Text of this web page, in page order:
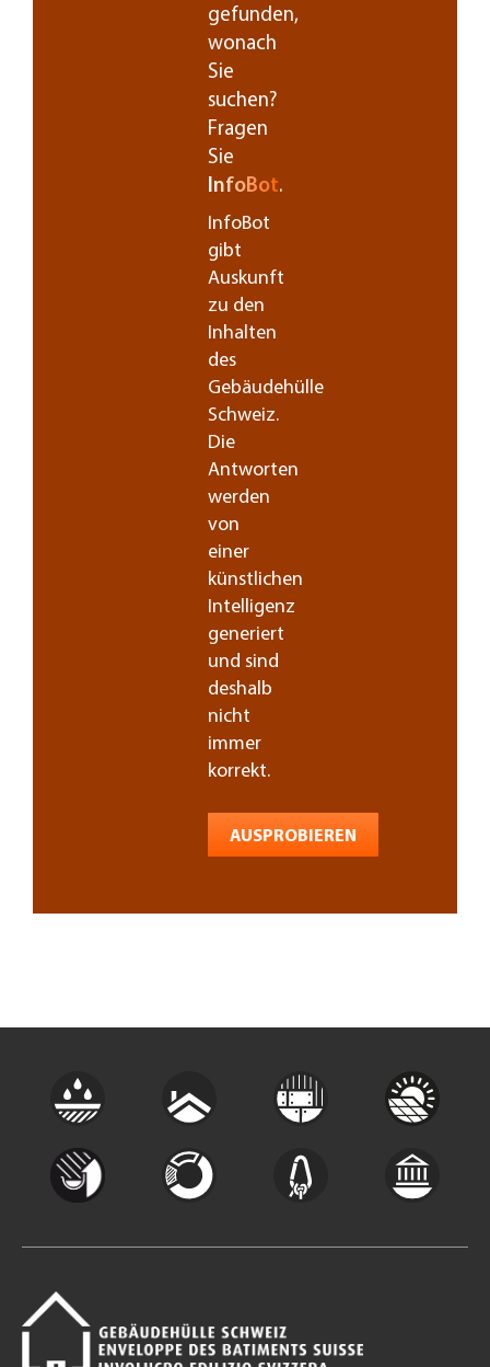
gefunden,
wonach
Sie
suchen?
Fragen
Sie
InfoBot.
InfoBot
gibt
Auskunft
zu den
Inhalten
des
Gebäudehülle
Schweiz.
Die
Antworten
werden
von
einer
künstlichen
Intelligenz
generiert
und sind
deshalb
nicht
immer
korrekt.
AUSPROBIEREN